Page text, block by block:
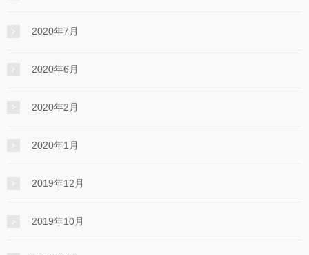
2020年7月
2020年6月
2020年2月
2020年1月
2019年12月
2019年10月